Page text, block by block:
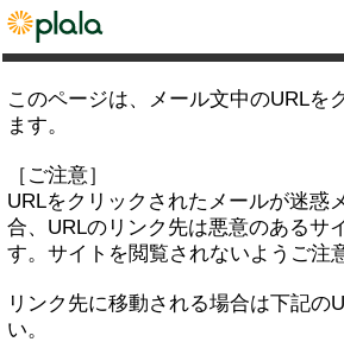
このページは、メール文中のURLを
ます。
［ご注意］
URLをクリックされたメールが迷惑
合、URLのリンク先は悪意のあるサ
す。サイトを閲覧されないようご注
リンク先に移動される場合は下記の
い。